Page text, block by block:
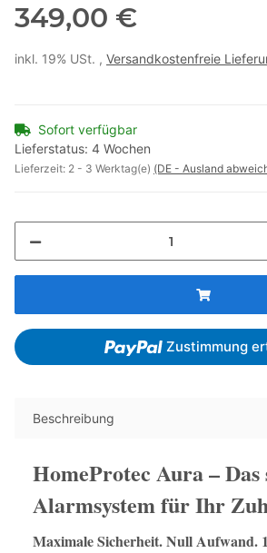
349,00 €
inkl. 19% USt. , Versandkostenfreie
Sofort verfügbar
Lieferstatus: 4 Wochen
Lieferzeit: 2 - 3 Werktag(e) (DE - Ausland
Zustimmung
Beschreibung
HomeProtec Aura – Das
Alarmsystem für Ihr
Maximale Sicherheit. Null Aufwand.